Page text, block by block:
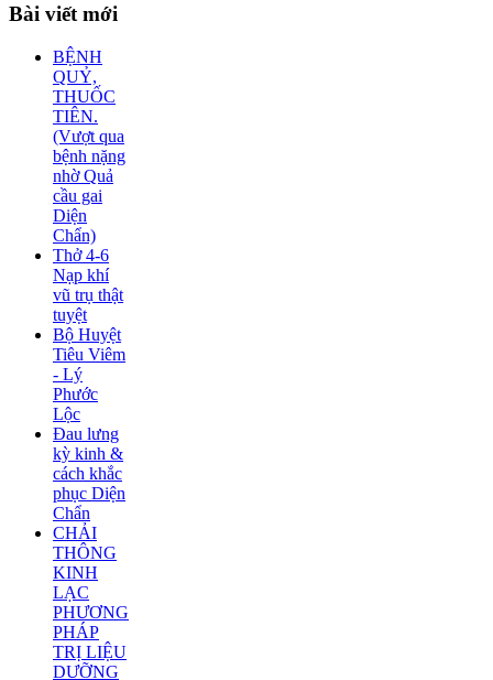
Bài viết mới
BỆNH
QUỶ,
THUỐC
TIÊN.
(Vượt qua
bệnh nặng
nhờ Quả
cầu gai
Diện
Chẩn)
Thở 4-6
Nạp khí
vũ trụ thật
tuyệt
Bộ Huyệt
Tiêu Viêm
- Lý
Phước
Lộc
Đau lưng
kỳ kinh &
cách khắc
phục Diện
Chẩn
CHẢI
THÔNG
KINH
LẠC
PHƯƠNG
PHÁP
TRỊ LIỆU
DƯỠNG